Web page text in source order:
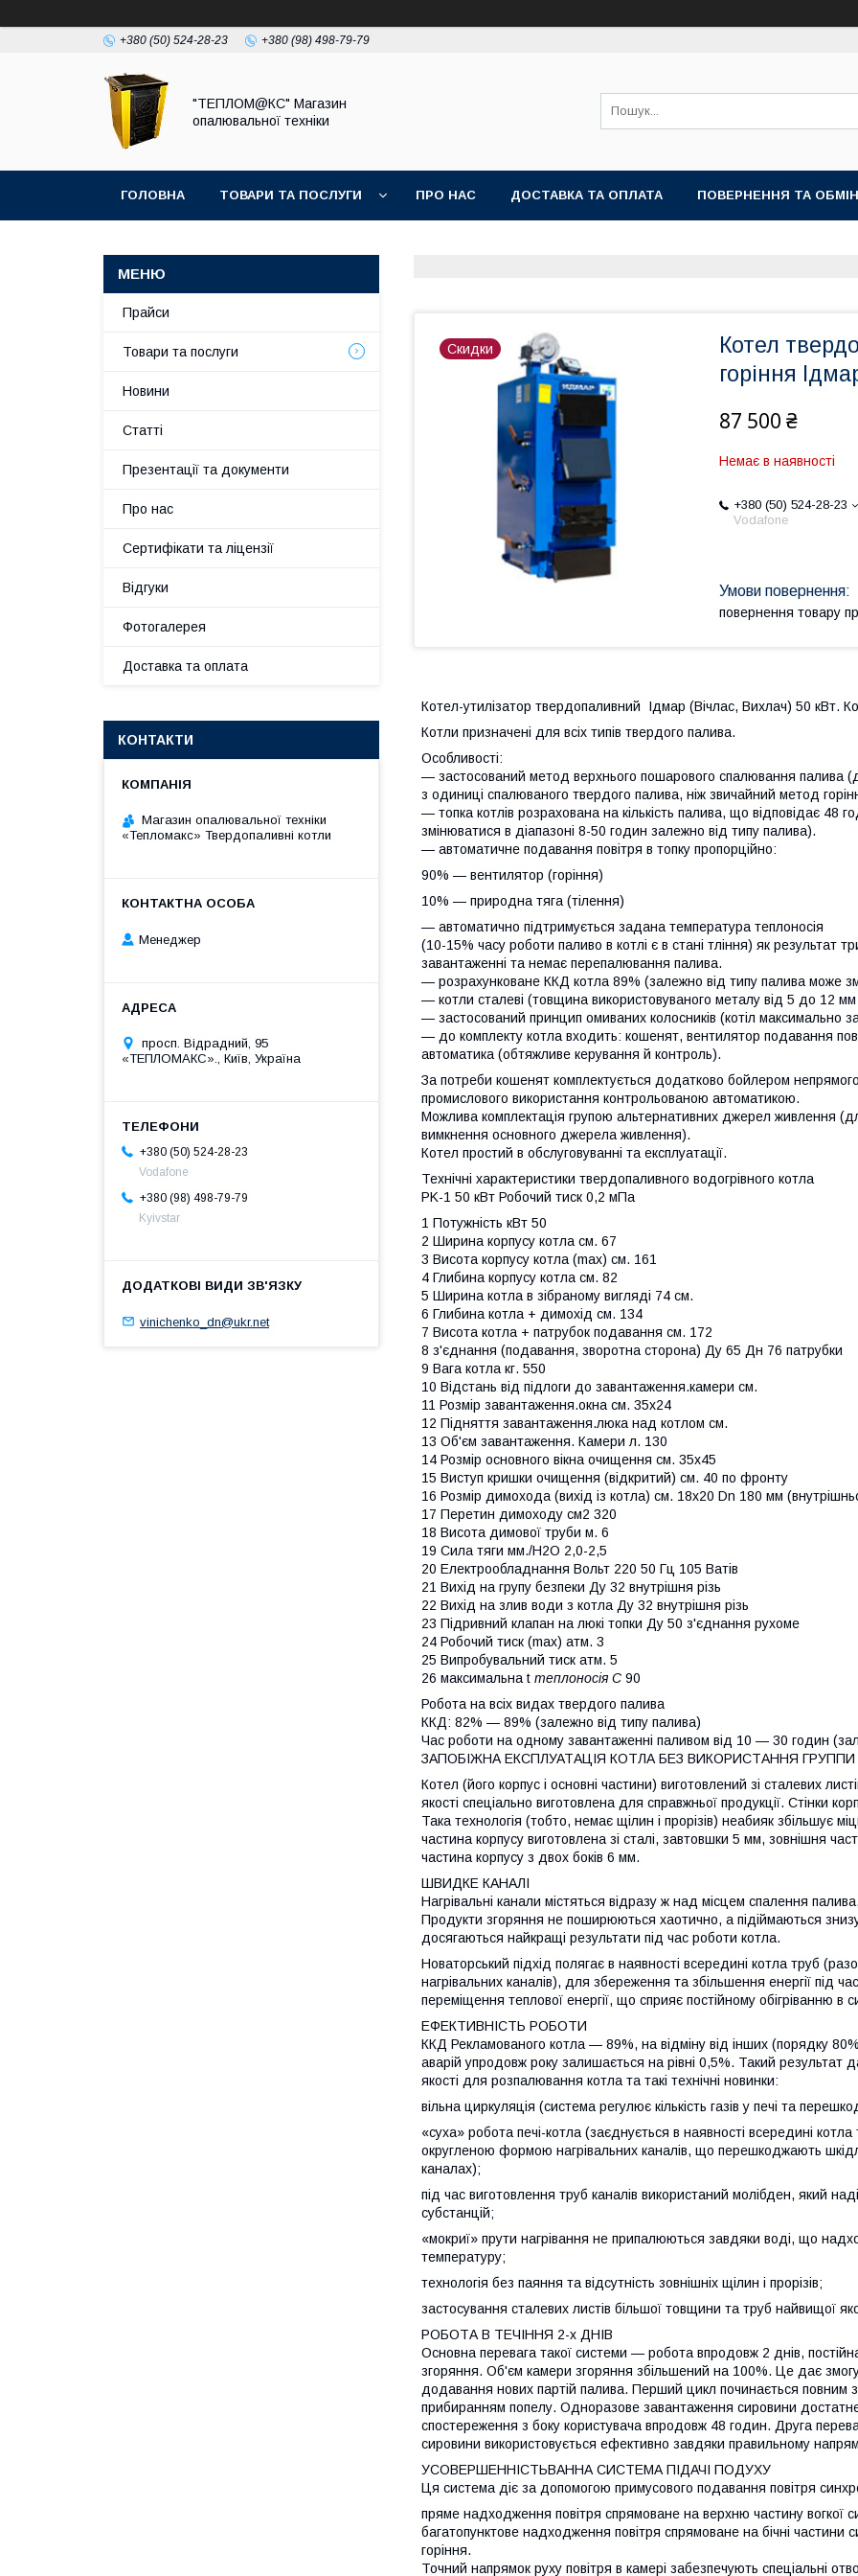
+380 (50) 524-28-23 +380 (98) 498-79-79
"ТЕПЛОМ@КС" Магазин
опалювальної техніки
ГОЛОВНА ТОВАРИ ТА ПОСЛУГИ ПРО НАС ДОСТАВКА ТА ОПЛАТА ПОВЕРНЕННЯ ТА ОБМІН
Скидки
Котел
горіння
87 500 ₴
Немає в наявності
+380 (50) 524-28-23
Vodafone
повернення товару
Котел-утилізатор твердопаливний Ідмар (Вічлас, Вихлач) 50 кВт.
Котли призначені для всіх типів твердого палива.
Особливості:
— застосований метод верхнього пошарового спалювання палива
з одиниці спалюваного твердого палива, ніж звичайний метод
— топка котлів розрахована на кількість палива, що відповідає
змінюватися в діапазоні 8-50 годин залежно від типу палива).
— автоматичне подавання повітря в топку пропорційно:
90% — вентилятор (горіння)
10% — природна тяга (тілення)
— автоматично підтримується задана температура теплоносія
(10-15% часу роботи паливо в котлі є в стані тління) як результат
завантаженні та немає перепалювання палива.
— розрахунковане ККД котла 89% (залежно від типу палива може
— котли сталеві (товщина використовуваного металу від 5 до 12 мм
— застосований принцип омиваних колосників (котіл максимально
— до комплекту котла входить: кошенят, вентилятор подавання
автоматика (обтяжливе керування й контроль).
За потреби кошенят комплектується додатково бойлером
промислового використання контрольованою автоматикою.
Можлива комплектація групою альтернативних джерел живлення
вимкнення основного джерела живлення).
Котел простий в обслуговуванні та експлуатації.
Технічні характеристики твердопаливного водогрівного котла
РK-1 50 кВт Робочий тиск 0,2 мПа
1 Потужність кВт 50
2 Ширина корпусу котла см. 67
3 Висота корпусу котла (max) см. 161
4 Глибина корпусу котла см. 82
5 Ширина котла в зібраному вигляді 74 см.
6 Глибина котла + димохід см. 134
7 Висота котла + патрубок подавання см. 172
8 з'єднання (подавання, зворотна сторона) Ду 65 Дн 76 патрубки
9 Вага котла кг. 550
10 Відстань від підлоги до завантаження.камери см.
11 Розмір завантаження.окна см. 35х24
12 Підняття завантаження.люка над котлом см.
13 Об'єм завантаження. Камери л. 130
14 Розмір основного вікна очищення см. 35х45
15 Виступ кришки очищення (відкритий) см. 40 по фронту
16 Розмір димохода (вихід із котла) см. 18х20 Dn 180 мм
17 Перетин димоходу см2 320
18 Висота димової труби м. 6
19 Сила тяги мм./Н2О 2,0-2,5
20 Електрообладнання Вольт 220 50 Гц 105 Ватів
21 Вихід на групу безпеки Ду 32 внутрішня різь
22 Вихід на злив води з котла Ду 32 внутрішня різь
23 Підривний клапан на люкі топки Ду 50 з'єднання рухоме
24 Робочий тиск (max) атм. 3
25 Випробувальний тиск атм. 5
26 максимальна t теплоносія С 90
Робота на всіх видах твердого палива
ККД: 82% — 89% (залежно від типу палива)
Час роботи на одному завантаженні паливом від 10 — 30 годин
ЗАПОБІЖНА ЕКСПЛУАТАЦІЯ КОТЛА БЕЗ ВИКОРИСТАННЯ
Котел (його корпус і основні частини) виготовлений зі сталевих
якості спеціально виготовлена для справжньої продукції. Стінки
Така технологія (тобто, немає щілин і прорізів) неабияк збільшує
частина корпусу виготовлена зі сталі, завтовшки 5 мм, зовнішня
частина корпусу з двох боків 6 мм.
ШВИДКЕ КАНАЛІ
Нагрівальні канали містяться відразу ж над місцем спалення
Продукти згоряння не поширюються хаотично, а підіймаються
досягаються найкращі результати під час роботи котла.
Новаторський підхід полягає в наявності всередині котла труб
нагрівальних каналів), для збереження та збільшення енергії під
переміщення теплової енергії, що сприяє постійному обігріванню в
ЕФЕКТИВНІСТЬ РОБОТИ
ККД Рекламованого котла — 89%, на відміну від інших (порядку
аварій упродовж року залишається на рівні 0,5%. Такий результат
якості для розпалювання котла та такі технічні новинки:
вільна циркуляція (система регулює кількість газів у печі та
«суха» робота печі-котла (заєднується в наявності всередині
округленою формою нагрівальних каналів, що перешкоджають
каналах);
під час виготовлення труб каналів використаний молібден, який
субстанцій;
«мокриї» прути нагрівання не припалюються завдяки воді, що
температуру;
технологія без паяння та відсутність зовнішніх щілин і прорізів;
застосування сталевих листів більшої товщини та труб найвищої
РОБОТА В ТЕЧІННЯ 2-х ДНІВ
Основна перевага такої системи — робота впродовж 2 днів,
згоряння. Об'єм камери згоряння збільшений на 100%. Це дає
додавання нових партій палива. Перший цикл починається повним
прибиранням попелу. Одноразове завантаження сировини
спостереження з боку користувача впродовж 48 годин. Друга
сировини використовується ефективно завдяки правильному
УСОВЕРШЕННІСТЬВАННА СИСТЕМА ПІДАЧІ ПОДУХУ
Ця система діє за допомогою примусового подавання повітря
пряме надходження повітря спрямоване на верхню частину вогкої
багатопунктове надходження повітря спрямоване на бічні
горіння.
Точний напрямок руху повітря в камері забезпечують спеціальні
Прайси
Товари та послуги
Новини
Статті
Презентації та документи
Про нас
Сертифікати та ліцензії
Відгуки
Фотогалерея
Доставка та оплата
КОНТАКТИ
Магазин опалювальної техніки
«Тепломакс» Твердопаливні котли
Менеджер
просп. Відрадний, 95
«ТЕПЛОМАКС»., Київ, Україна
+380 (50) 524-28-23
Vodafone
+380 (98) 498-79-79
Kyivstar
vinichenko_dn@ukr.net